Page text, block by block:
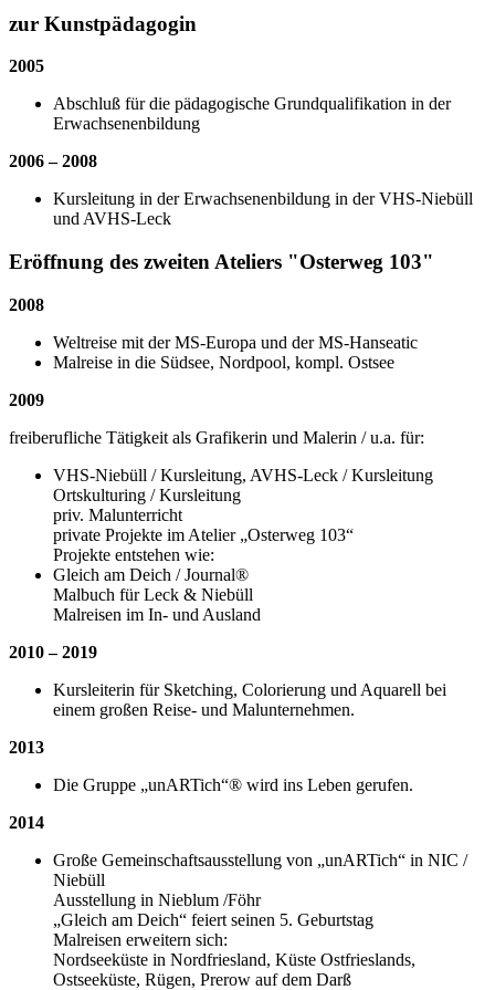
zur Kunstpädagogin
2005
Abschluß für die pädagogische Grundqualifikation in der
Erwachsenenbildung
2006 – 2008
Kursleitung in der Erwachsenenbildung in der VHS-Niebüll
und AVHS-Leck
Eröffnung des zweiten Ateliers "Osterweg 103"
2008
Weltreise mit der MS-Europa und der MS-Hanseatic
Malreise in die Südsee, Nordpool, kompl. Ostsee
2009
freiberufliche Tätigkeit als Grafikerin und Malerin / u.a. für:
VHS-Niebüll / Kursleitung, AVHS-Leck / Kursleitung
Ortskulturing / Kursleitung
priv. Malunterricht
private Projekte im Atelier „Osterweg 103“
Projekte entstehen wie:
Gleich am Deich / Journal®
Malbuch für Leck & Niebüll
Malreisen im In- und Ausland
2010 – 2019
Kursleiterin für Sketching, Colorierung und Aquarell bei
einem großen Reise- und Malunternehmen.
2013
Die Gruppe „unARTich“® wird ins Leben gerufen.
2014
Große Gemeinschaftsausstellung von „unARTich“ in NIC /
Niebüll
Ausstellung in Nieblum /Föhr
„Gleich am Deich“ feiert seinen 5. Geburtstag
Malreisen erweitern sich:
Nordseeküste in Nordfriesland, Küste Ostfrieslands,
Ostseeküste, Rügen, Prerow auf dem Darß